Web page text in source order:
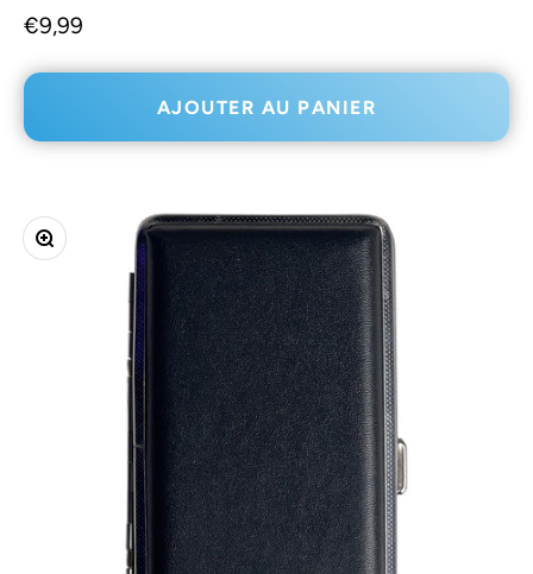
Prix de vente
€9,99
AJOUTER AU PANIER
Zoomer sur l'image